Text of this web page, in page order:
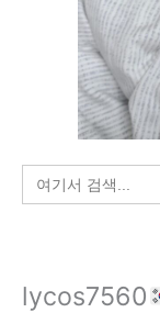
검
색:
lycos7560